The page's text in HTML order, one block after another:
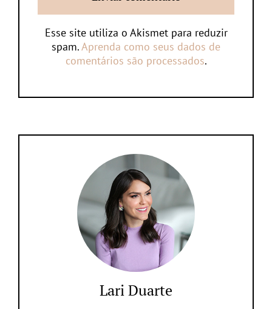
Esse site utiliza o Akismet para reduzir
spam.Aprenda como seus dados de
comentários são processados.
Lari Duarte